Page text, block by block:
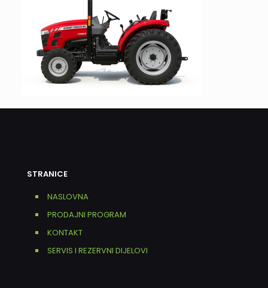
STRANICE
NASLOVNA
PRODAJNI PROGRAM
KONTAKT
SERVIS I REZERVNI DIJELOVI